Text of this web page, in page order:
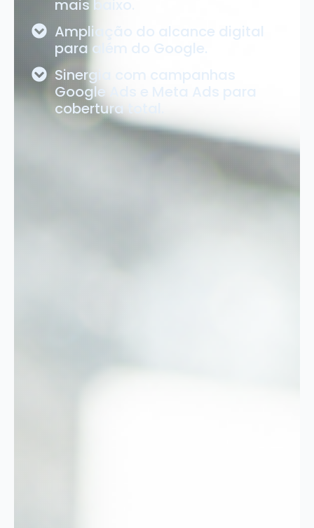
mais baixo.
Ampliação do alcance digital
para além do Google.
Sinergia com campanhas
Google Ads e Meta Ads para
cobertura total.